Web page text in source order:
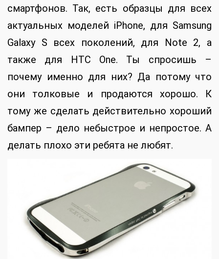
смартфонов. Так, есть образцы для всех
актуальных моделей iPhone, для Samsung
Galaxy S всех поколений, для Note 2, а
также для HTC One. Ты спросишь –
почему именно для них? Да потому что
они толковые и продаются хорошо. К
тому же сделать действительно хороший
бампер – дело небыстрое и непростое. А
делать плохо эти ребята не любят.